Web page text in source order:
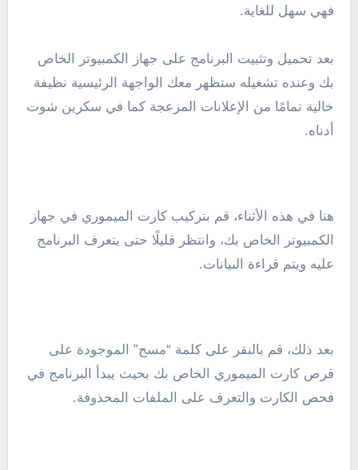
فهي سهل للغاية.
بعد تحميل وتثبيت البرنامج على جهاز الكمبيوتر الخاص
بك وعنده تشغيله ستظهر معك الواجهة الرئيسية نظيفة
خالية تمامًا من الإعلانات المزعجة كما في سكرين شوت
أدناه.
هنا في هذه الأثناء، قم بتركيب كارت الميموري في جهاز
الكمبيوتر الخاص بك، وانتظر قليلًا حتى يتعرف البرنامج
عليه ويتم قراءة البيانات.
بعد ذلك، قم بالنقر على كلمة “مسح” الموجودة على
قرص كارت الميموري الخاص بك بحيث يبدأ البرنامج في
فحص الكارت والتعرف على الملفات المحذوفة.